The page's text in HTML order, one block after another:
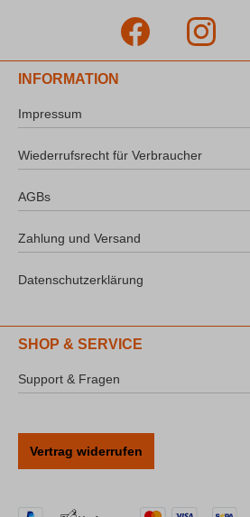
INFORMATION
Impressum
Wiederrufsrecht für Verbraucher
AGBs
Zahlung und Versand
Datenschutzerklärung
SHOP & SERVICE
Support & Fragen
Vertrag widerrufen